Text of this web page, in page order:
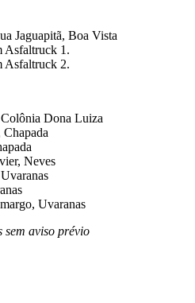
Jaguapitã, Boa Vista
Asfaltruck 1.
Asfaltruck 2.
Dona Luiza
Neves
Uvaranas
sem aviso prévio